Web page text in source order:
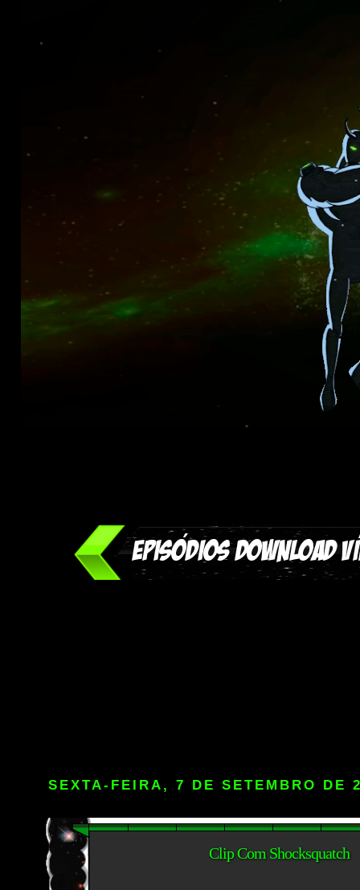
SEXTA-FEIRA, 7 DE SETEMBRO DE
Clip Com Shocksquatch